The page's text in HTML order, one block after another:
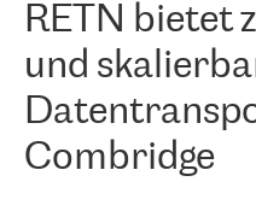
RETN bietet
und
Combridge